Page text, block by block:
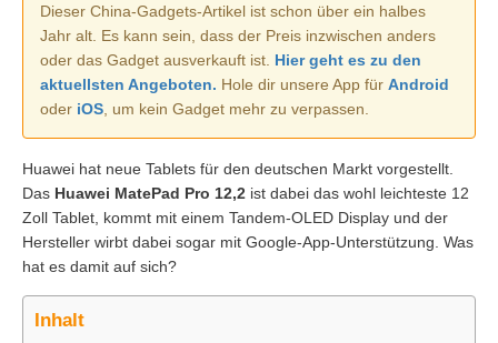
Dieser China-Gadgets-Artikel ist schon über ein halbes
Jahr alt. Es kann sein, dass der Preis inzwischen anders
oder das Gadget ausverkauft ist. Hier geht es zu den
aktuellsten Angeboten. Hole dir unsere App für Android
oder iOS , um kein Gadget mehr zu verpassen.
Huawei hat neue Tablets für den deutschen Markt vorgestellt.
Das Huawei MatePad Pro 12,2 ist dabei das wohl leichteste 12
Zoll Tablet, kommt mit einem Tandem-OLED Display und der
Hersteller wirbt dabei sogar mit Google-App-Unterstützung. Was
hat es damit auf sich?
Inhalt